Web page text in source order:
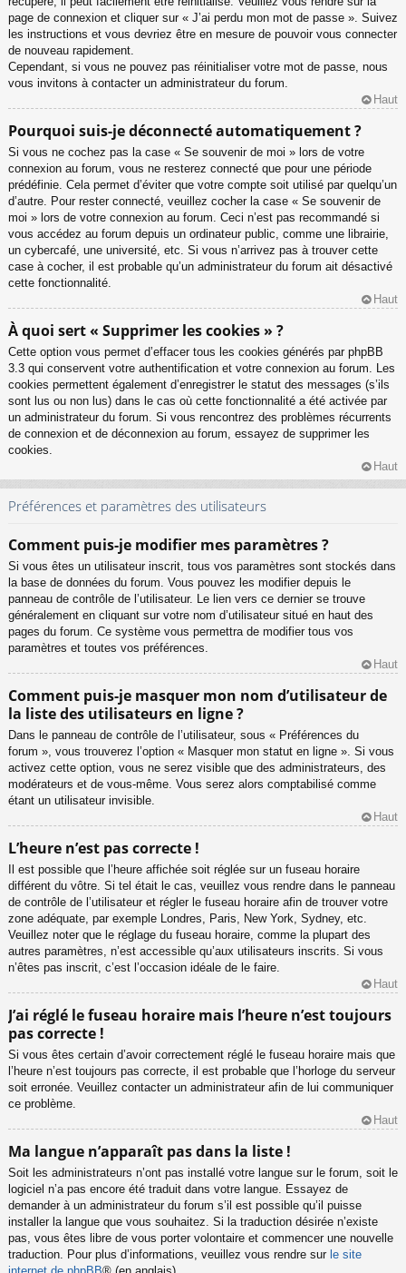
page de connexion et cliquer sur « J’ai perdu mon mot de passe ». Suivez
les instructions et vous devriez être en mesure de pouvoir vous connecter
de nouveau rapidement.
Cependant, si vous ne pouvez pas réinitialiser votre mot de passe, nous
vous invitons à contacter un administrateur du forum.
Haut
Pourquoi suis-je déconnecté automatiquement ?
Si vous ne cochez pas la case « Se souvenir de moi » lors de votre
connexion au forum, vous ne resterez connecté que pour une période
prédéfinie. Cela permet d’éviter que votre compte soit utilisé par quelqu’un
d’autre. Pour rester connecté, veuillez cocher la case « Se souvenir de
moi » lors de votre connexion au forum. Ceci n’est pas recommandé si
vous accédez au forum depuis un ordinateur public, comme une librairie,
un cybercafé, une université, etc. Si vous n’arrivez pas à trouver cette
case à cocher, il est probable qu’un administrateur du forum ait désactivé
cette fonctionnalité.
Haut
À quoi sert « Supprimer les cookies » ?
Cette option vous permet d’effacer tous les cookies générés par phpBB
3.3 qui conservent votre authentification et votre connexion au forum. Les
cookies permettent également d’enregistrer le statut des messages (s’ils
sont lus ou non lus) dans le cas où cette fonctionnalité a été activée par
un administrateur du forum. Si vous rencontrez des problèmes récurrents
de connexion et de déconnexion au forum, essayez de supprimer les
cookies.
Haut
Préférences et paramètres des utilisateurs
Comment puis-je modifier mes paramètres ?
Si vous êtes un utilisateur inscrit, tous vos paramètres sont stockés dans
la base de données du forum. Vous pouvez les modifier depuis le
panneau de contrôle de l’utilisateur. Le lien vers ce dernier se trouve
généralement en cliquant sur votre nom d’utilisateur situé en haut des
pages du forum. Ce système vous permettra de modifier tous vos
paramètres et toutes vos préférences.
Haut
Comment puis-je masquer mon nom d’utilisateur de
la liste des utilisateurs en ligne ?
Dans le panneau de contrôle de l’utilisateur, sous « Préférences du
forum », vous trouverez l’option « Masquer mon statut en ligne ». Si vous
activez cette option, vous ne serez visible que des administrateurs, des
modérateurs et de vous-même. Vous serez alors comptabilisé comme
étant un utilisateur invisible.
Haut
L’heure n’est pas correcte !
Il est possible que l’heure affichée soit réglée sur un fuseau horaire
différent du vôtre. Si tel était le cas, veuillez vous rendre dans le panneau
de contrôle de l’utilisateur et régler le fuseau horaire afin de trouver votre
zone adéquate, par exemple Londres, Paris, New York, Sydney, etc.
Veuillez noter que le réglage du fuseau horaire, comme la plupart des
autres paramètres, n’est accessible qu’aux utilisateurs inscrits. Si vous
n’êtes pas inscrit, c’est l’occasion idéale de le faire.
Haut
J’ai réglé le fuseau horaire mais l’heure n’est toujours
pas correcte !
Si vous êtes certain d’avoir correctement réglé le fuseau horaire mais que
l’heure n’est toujours pas correcte, il est probable que l’horloge du serveur
soit erronée. Veuillez contacter un administrateur afin de lui communiquer
ce problème.
Haut
Ma langue n’apparaît pas dans la liste !
Soit les administrateurs n’ont pas installé votre langue sur le forum, soit le
logiciel n’a pas encore été traduit dans votre langue. Essayez de
demander à un administrateur du forum s’il est possible qu’il puisse
installer la langue que vous souhaitez. Si la traduction désirée n’existe
pas, vous êtes libre de vous porter volontaire et commencer une nouvelle
traduction. Pour plus d’informations, veuillez vous rendre sur le site